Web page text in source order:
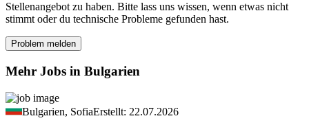
Stellenangebot zu haben. Bitte lass uns wissen, wenn etwas nicht
stimmt oder du technische Probleme gefunden hast.
Problem melden
Mehr Jobs in Bulgarien
Bulgarien, SofiaErstellt: 22.07.2026